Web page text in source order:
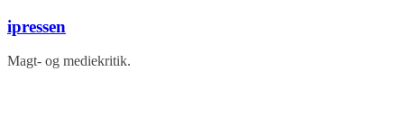
Skip
to
content
ipressen
Magt- og mediekritik.